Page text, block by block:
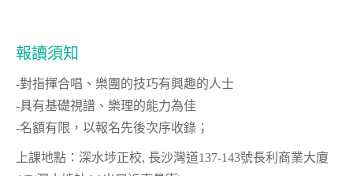
報讀須知
-對指揮合唱、樂團的技巧有興趣的人士
-具有基礎視譜、樂理的能力為佳
-名額有限，以報名先後次序收錄；
上課地點：深水埗正校, 長沙灣道137-143號長利商業大廈